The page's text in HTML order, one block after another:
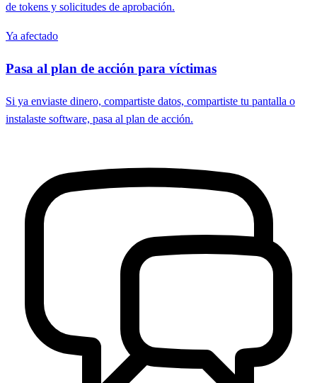
de tokens y solicitudes de aprobación.
Ya afectado
Pasa al plan de acción para víctimas
Si ya enviaste dinero, compartiste datos, compartiste tu pantalla o
instalaste software, pasa al plan de acción.